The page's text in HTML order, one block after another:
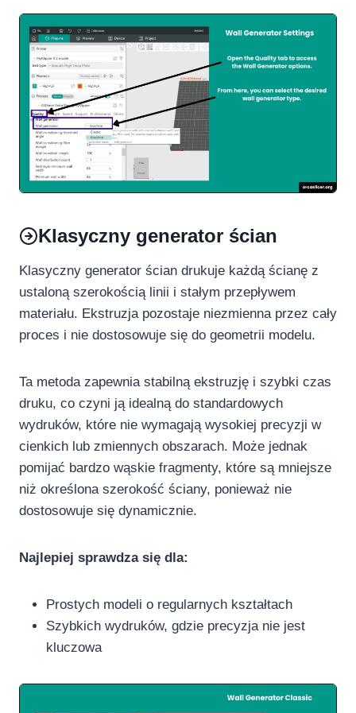
Klasyczny generator ścian
Klasyczny generator ścian drukuje każdą ścianę z
ustaloną szerokością linii i stałym przepływem
materiału. Ekstruzja pozostaje niezmienna przez cały
proces i nie dostosowuje się do geometrii modelu.
Ta metoda zapewnia stabilną ekstruzję i szybki czas
druku, co czyni ją idealną do standardowych
wydruków, które nie wymagają wysokiej precyzji w
cienkich lub zmiennych obszarach. Może jednak
pomijać bardzo wąskie fragmenty, które są mniejsze
niż określona szerokość ściany, ponieważ nie
dostosowuje się dynamicznie.
Najlepiej sprawdza się dla:
Prostych modeli o regularnych kształtach
Szybkich wydruków, gdzie precyzja nie jest
kluczowa